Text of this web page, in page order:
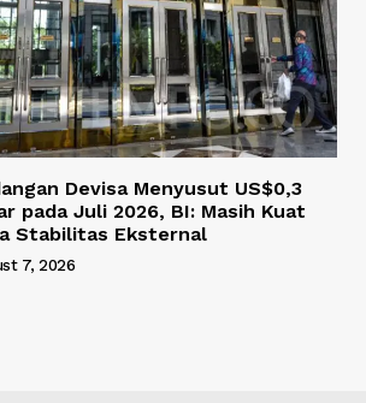
Devisa Menyusut US$0,3
pada Juli 2026, BI: Masih Kuat
Stabilitas Eksternal
7, 2026